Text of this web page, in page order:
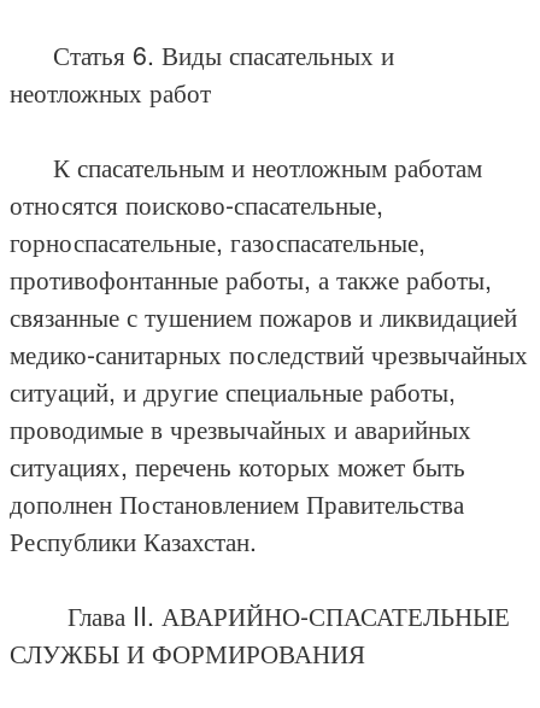
Статья 6. Виды спасательных и
неотложных работ
К спасательным и неотложным работам
относятся поисково-спасательные,
горноспасательные, газоспасательные,
противофонтанные работы, а также работы,
связанные с тушением пожаров и ликвидацией
медико-санитарных последствий чрезвычайных
ситуаций, и другие специальные работы,
проводимые в чрезвычайных и аварийных
ситуациях, перечень которых может быть
дополнен Постановлением Правительства
Республики Казахстан.
Глава II. АВАРИЙНО-СПАСАТЕЛЬНЫЕ
СЛУЖБЫ И ФОРМИРОВАНИЯ